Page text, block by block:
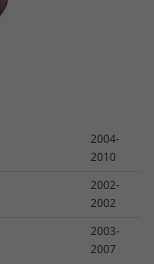
2004-
2010
2002-
2002
2003-
2007